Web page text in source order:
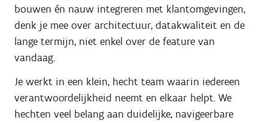
bouwen én nauw integreren met klantomgevingen,
denk je mee over architectuur, datakwaliteit en de
lange termijn, niet enkel over de feature van
vandaag.
Je werkt in een klein, hecht team waarin iedereen
verantwoordelijkheid neemt en elkaar helpt. We
hechten veel belang aan duidelijke, navigeerbare